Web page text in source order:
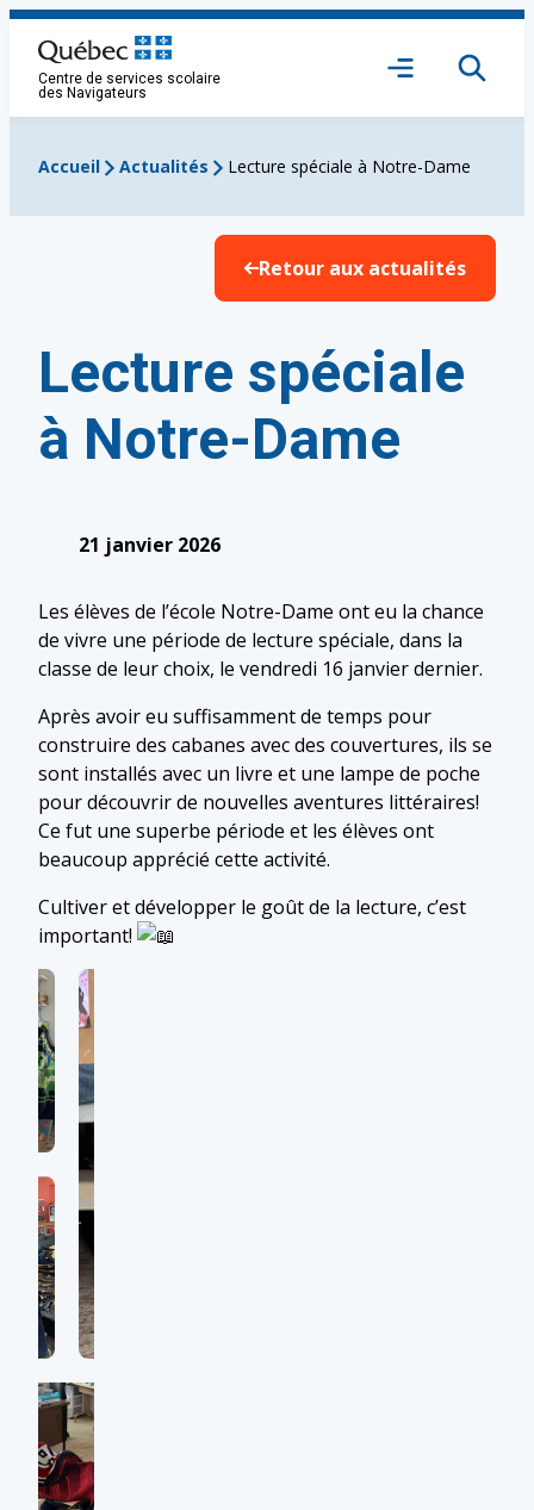
Aller
contenu
Centre de services scolaire
des Navigateurs
Ouvrir
Accueil Actualités Lecture spéciale à Notre-Dame
Retour aux actualités
Lecture spéciale
à Notre-Dame
21 janvier 2026
Les élèves de l’école Notre-Dame ont eu la chance
de vivre une période de lecture spéciale, dans la
classe de leur choix, le vendredi 16 janvier dernier.
Après avoir eu suffisamment de temps pour
construire des cabanes avec des couvertures, ils se
sont installés avec un livre et une lampe de poche
pour découvrir de nouvelles aventures littéraires!
Ce fut une superbe période et les élèves ont
beaucoup apprécié cette activité.
Cultiver et développer le goût de la lecture, c’est
important!